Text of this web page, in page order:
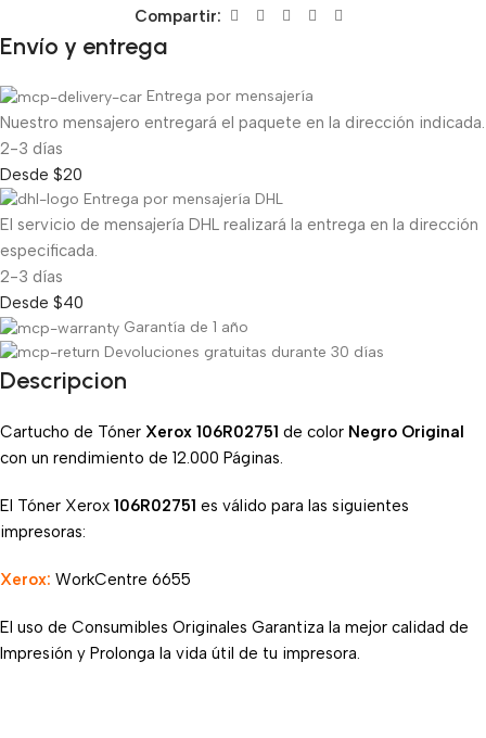
Compartir:
Envío y entrega
Entrega por mensajería
Nuestro mensajero entregará el paquete en la dirección indicada.
2-3 días
Desde $20
Entrega por mensajería DHL
El servicio de mensajería DHL realizará la entrega en la dirección
especificada.
2-3 días
Desde $40
Garantía de 1 año
Devoluciones gratuitas durante 30 días
Descripcion
Cartucho de Tóner Xerox 106R02751 de color Negro Original
con un rendimiento de 12.000 Páginas.
El Tóner Xerox 106R02751 es válido para las siguientes
impresoras:
Xerox: WorkCentre 6655
El uso de Consumibles Originales Garantiza la mejor calidad de
Impresión y Prolonga la vida útil de tu impresora.